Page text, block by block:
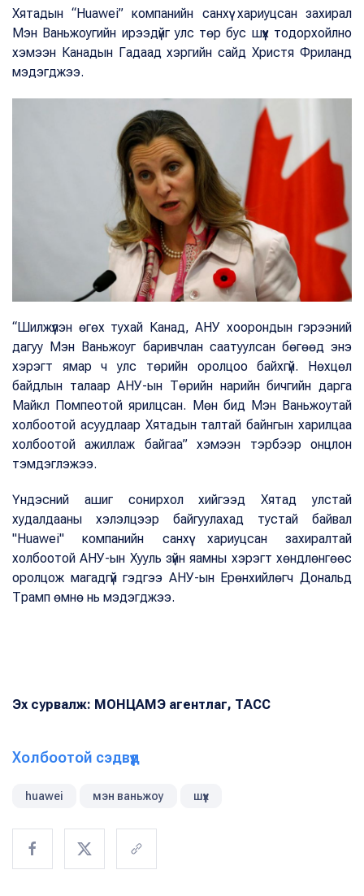
Хятадын “Huawei” компанийн санхүү хариуцсан захирал
Мэн Ваньжоугийн ирээдүйг улс төр бус шүүх тодорхойлно
хэмээн Канадын Гадаад хэргийн сайд Христя Фриланд
мэдэгджээ.
“Шилжүүлэн өгөх тухай Канад, АНУ хоорондын гэрээний
дагуу Мэн Ваньжоуг баривчлан саатуулсан бөгөөд энэ
хэрэгт ямар ч улс төрийн оролцоо байхгүй. Нөхцөл
байдлын талаар АНУ-ын Төрийн нарийн бичгийн дарга
Майкл Помпеотой ярилцсан. Мөн бид Мэн Ваньжоутай
холбоотой асуудлаар Хятадын талтай байнгын харилцаа
холбоотой ажиллаж байгаа” хэмээн тэрбээр онцлон
тэмдэглэжээ.
Үндэсний ашиг сонирхол хийгээд Хятад улстай
худалдааны хэлэлцээр байгуулахад тустай байвал
"Huawei" компанийн санхүү хариуцсан захиралтай
холбоотой АНУ-ын Хууль зүйн яамны хэрэгт хөндлөнгөөс
оролцож магадгүй гэдгээ АНУ-ын Ерөнхийлөгч Дональд
Трамп өмнө нь мэдэгджээ.
Эх сурвалж: МОНЦАМЭ агентлаг, ТАСС
Холбоотой сэдвүүд
huawei мэн ваньжоу шүүх